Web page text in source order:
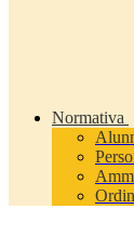
Normativa